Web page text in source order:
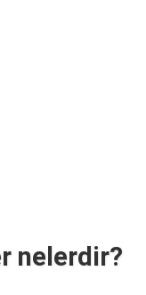
nelerdir?